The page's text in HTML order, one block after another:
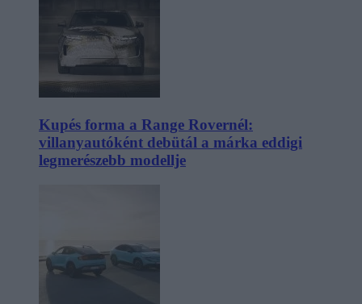
Kupés forma a Range Rovernél:
villanyautóként debütál a márka eddigi
legmerészebb modellje